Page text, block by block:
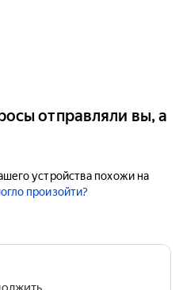
отправляли вы, а
устройства похожи на
произойти?